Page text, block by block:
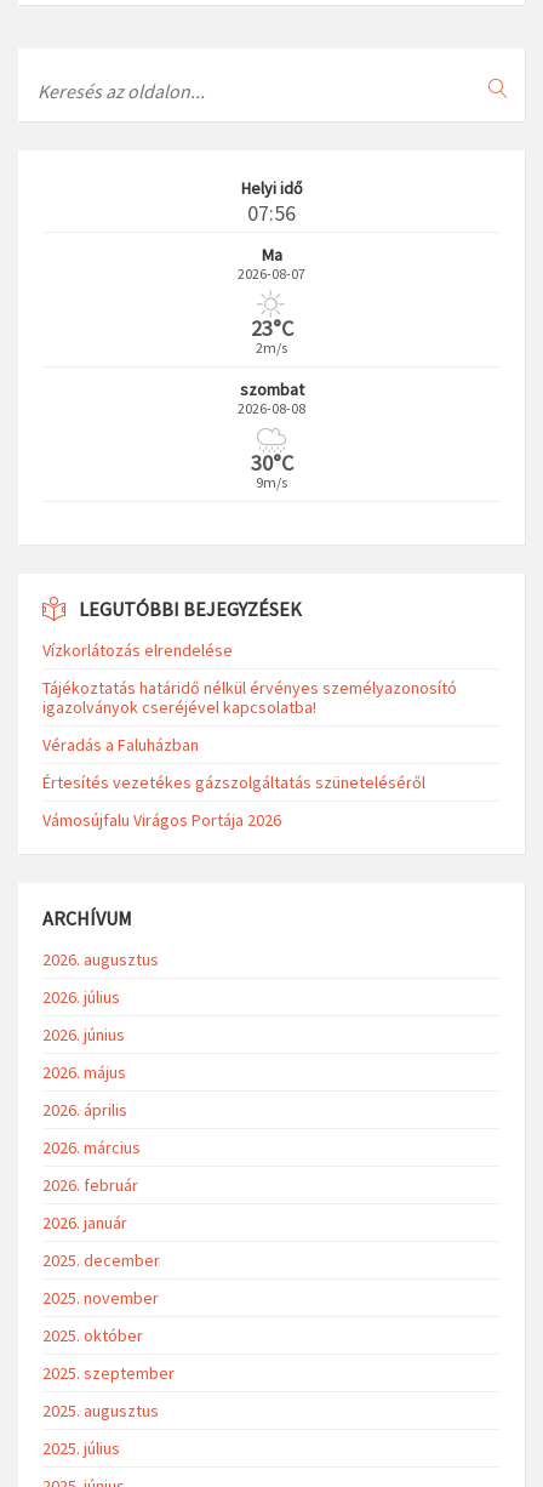
Helyi idő
07:56
Ma
2026-08-07
23°C
2m/s
szombat
2026-08-08
30°C
9m/s
LEGUTÓBBI BEJEGYZÉSEK
Vízkorlátozás elrendelése
Tájékoztatás határidő nélkül érvényes személyazonosító
igazolványok cseréjével kapcsolatba!
Véradás a Faluházban
Értesítés vezetékes gázszolgáltatás szüneteléséről
Vámosújfalu Virágos Portája 2026
ARCHÍVUM
2026. augusztus
2026. július
2026. június
2026. május
2026. április
2026. március
2026. február
2026. január
2025. december
2025. november
2025. október
2025. szeptember
2025. augusztus
2025. július